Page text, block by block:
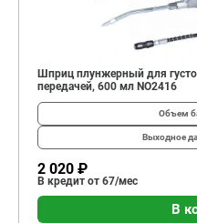
Шприц плунжерный для
передачей, 600 мл NO2416
Объем
Выходное
2 020 ₽
В кредит от 67/мес
В